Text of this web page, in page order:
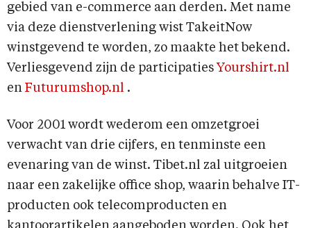
gebied van e-commerce aan derden. Met name
via deze dienstverlening wist TakeitNow
winstgevend te worden, zo maakte het bekend.
Verliesgevend zijn de participaties Yourshirt.nl
en Futurumshop.nl .
Voor 2001 wordt wederom een omzetgroei
verwacht van drie cijfers, en tenminste een
evenaring van de winst. Tibet.nl zal uitgroeien
naar een zakelijke office shop, waarin behalve IT-
producten ook telecomproducten en